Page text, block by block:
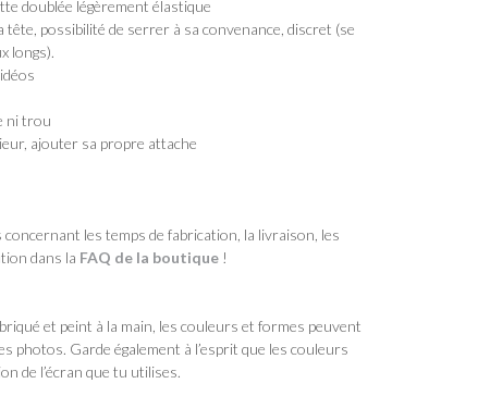
doublée légèrement élastique
possibilité de serrer à sa convenance, discret (se
longs).
ni trou
ajouter sa propre attache
les temps de fabrication, la livraison, les
dans la FAQ de la boutique!
et peint à la main, les couleurs et formes peuvent
photos. Garde également à l’esprit que les couleurs
de l’écran que tu utilises.